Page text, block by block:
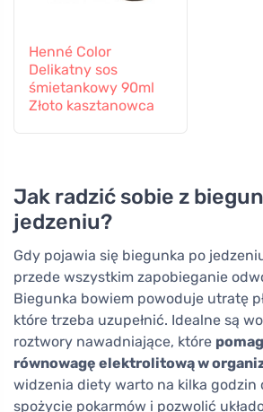
Henné Color
Delikatny sos
śmietankowy 90ml
Złoto kasztanowca
Jak radzić sobie z
jedzeniu?
Gdy pojawia się biegunka po
przede wszystkim zapobieganie
Biegunka bowiem powoduje utratę
które trzeba uzupełnić. Idealne są
roztwory nawadniające, które
równowagę elektrolitową w
widzenia diety warto na kilka godzin
spożycie pokarmów i pozwolić